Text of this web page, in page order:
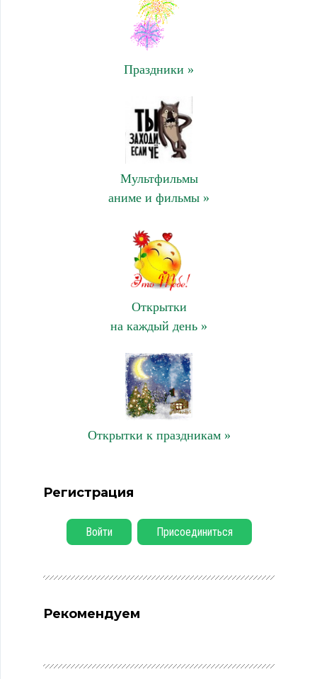
Праздники »
Мультфильмы
аниме и фильмы »
Открытки
на каждый день »
Открытки к праздникам »
Регистрация
Войти Присоединиться
Рекомендуем